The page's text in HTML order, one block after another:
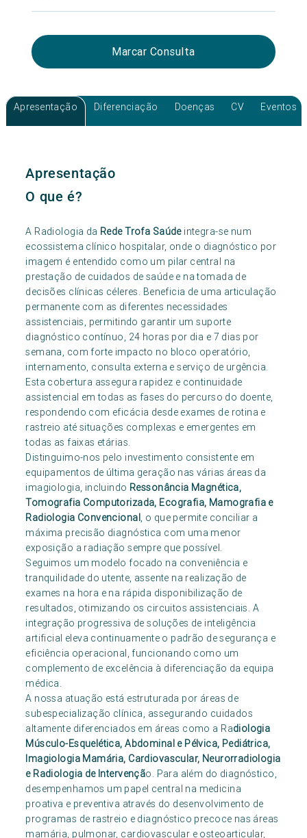
Marcar Consulta
Apresentação Diferenciação Doenças CV Eventos
Apresentação
O que é?
A Radiologia da Rede Trofa Saúdeintegra-se num
ecossistema clínico hospitalar, onde o diagnóstico por
imagem é entendido como um pilar central na
prestação de cuidados de saúde e na tomada de
decisões clínicas céleres. Beneficia de uma articulação
permanente com as diferentes necessidades
assistenciais, permitindo garantir um suporte
diagnóstico contínuo, 24 horas por dia e 7 dias por
semana, com forte impacto no bloco operatório,
internamento, consulta externa e serviço de urgência.
Esta cobertura assegura rapidez e continuidade
assistencial em todas as fases do percurso do doente,
respondendo com eficácia desde exames de rotina e
rastreio até situações complexas e emergentes em
todas as faixas etárias.
Distinguimo-nos pelo investimento consistente em
equipamentos de última geração nas várias áreas da
imagiologia, incluindo Ressonância Magnética,
Tomografia Computorizada, Ecografia, Mamografia e
Radiologia Convencional , o que permite conciliar a
máxima precisão diagnóstica com uma menor
exposição a radiação sempre que possível.
Seguimos um modelo focado na conveniência e
tranquilidade do utente, assente na realização de
exames na hora e na rápida disponibilização de
resultados, otimizando os circuitos assistenciais. A
integração progressiva de soluções de inteligência
artificial eleva continuamente o padrão de segurança e
eficiência operacional, funcionando como um
complemento de excelência à diferenciação da equipa
médica.
A nossa atuação está estruturada por áreas de
subespecialização clínica, assegurando cuidados
altamente diferenciados em áreas como a Radiologia
Músculo-Esquelética, Abdominal e Pélvica, Pediátrica,
Imagiologia Mamária, Cardiovascular, Neurorradiologia
e Radiologia de Intervenção. Para além do diagnóstico,
desempenhamos um papel central na medicina
proativa e preventiva através do desenvolvimento de
programas de rastreio e diagnóstico precoce nas áreas
mamária, pulmonar, cardiovascular e osteoarticular,